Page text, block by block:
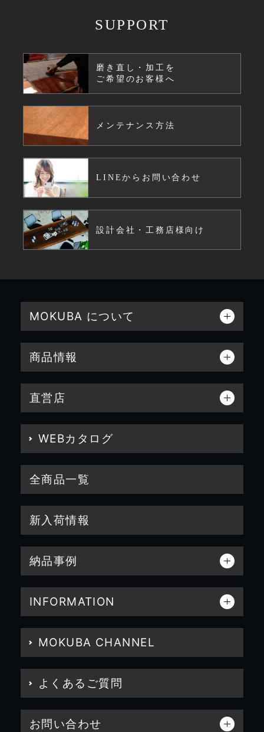
SUPPORT
磨き直し・加工を
ご希望のお客様へ
メンテナンス方法
LINEからお問い合わせ
設計会社・工務店様向け
MOKUBA について
商品情報
直営店
WEBカタログ
全商品一覧
新入荷情報
納品事例
INFORMATION
MOKUBA CHANNEL
よくあるご質問
お問い合わせ